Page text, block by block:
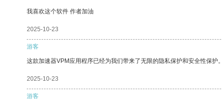
我喜欢这个软件 作者加油
2025-10-23
游客
这款加速器VPM应用程序已经为我们带来了无限的隐私保护和安全性保护
2025-10-23
游客